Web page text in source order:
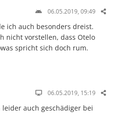
06.05.2019, 09:49
ich auch besonders dreist.
nicht vorstellen, dass Otelo
spricht sich doch rum.
06.05.2019, 15:19
auch geschädiger bei